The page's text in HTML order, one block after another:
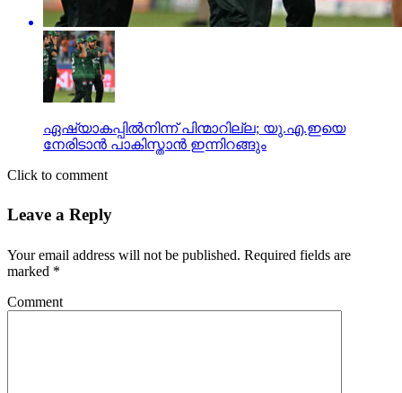
ഏഷ്യാകപ്പില്‍നിന്ന് പിന്മാറില്ല; യു.എ.ഇയെ
നേരിടാന്‍ പാകിസ്താന്‍ ഇന്നിറങ്ങും
Click to comment
Leave a Reply
Your email address will not be published. Required fields are
marked *
Comment